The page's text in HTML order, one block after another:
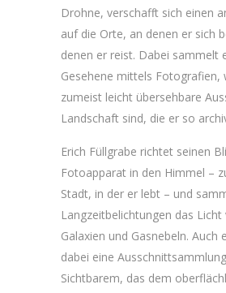
Drohne, verschafft sich einen
auf die Orte, an denen er sich
denen er reist. Dabei sammelt
Gesehene mittels Fotografien,
zumeist leicht übersehbare
Landschaft sind, die er so
Erich Füllgrabe richtet seinen
Fotoapparat in den Himmel –
Stadt, in der er lebt – und
Langzeitbelichtungen das Licht
Galaxien und Gasnebeln. Auch
dabei eine
Sichtbarem, das dem